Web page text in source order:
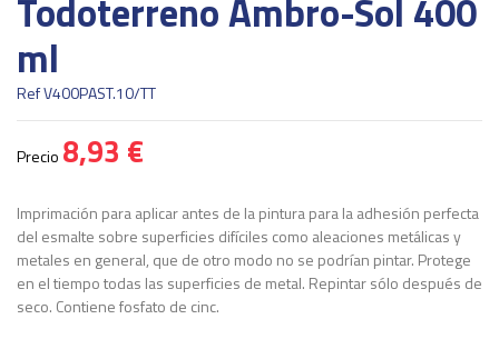
Todoterreno Ambro-Sol 400
ml
RefV400PAST.10/TT
Precio 8,93 €
Imprimación para aplicar antes de la pintura para la adhesión perfecta
del esmalte sobre superficies difíciles como aleaciones metálicas y
metales en general, que de otro modo no se podrían pintar. Protege
en el tiempo todas las superficies de metal. Repintar sólo después de
seco. Contiene fosfato de cinc.